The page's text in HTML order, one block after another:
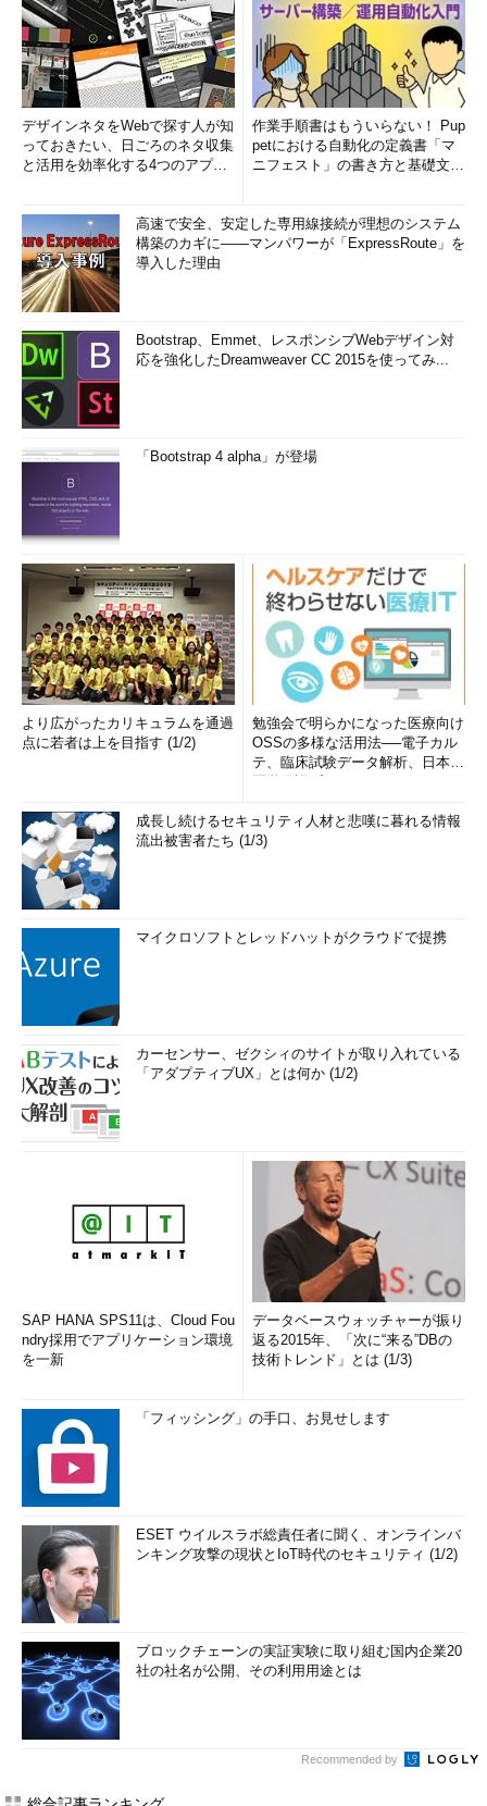
デザインネタをWebで探す人が知
っておきたい、日ごろのネタ収集
と活用を効率化する4つのアプリ
作業手順書はもういらない！ Pup
petにおける自動化の定義書「マ
ニフェスト」の書き方と基礎文法
高速で安全、安定した専用線接続が理想のシステム
構築のカギに――マンパワーが「ExpressRoute」を
導入した理由
Bootstrap、Emmet、レスポンシブWebデザイン対
応を強化したDreamweaver CC 2015を使ってみ...
「Bootstrap 4 alpha」が登場
より広がったカリキュラムを通過
点に若者は上を目指す (1/2)
勉強会で明らかになった医療向け
OSSの多様な活用法──電子カル
テ、臨床試験データ解析、日本語
成長し続けるセキュリティ人材と悲嘆に暮れる情報
流出被害者たち (1/3)
マイクロソフトとレッドハットがクラウドで提携
カーセンサー、ゼクシィのサイトが取り入れている
「アダプティブUX」とは何か (1/2)
SAP HANA SPS11は、Cloud Fou
ndry採用でアプリケーション環境
を一新
データベースウォッチャーが振り
返る2015年、「次に“来る”DBの
技術トレンド」とは (1/3)
「フィッシング」の手口、お見せします
ESET ウイルスラボ総責任者に聞く、オンラインバ
ンキング攻撃の現状とIoT時代のセキュリティ (1/2)
ブロックチェーンの実証実験に取り組む国内企業20
社の社名が公開、その利用用途とは
Recommended by